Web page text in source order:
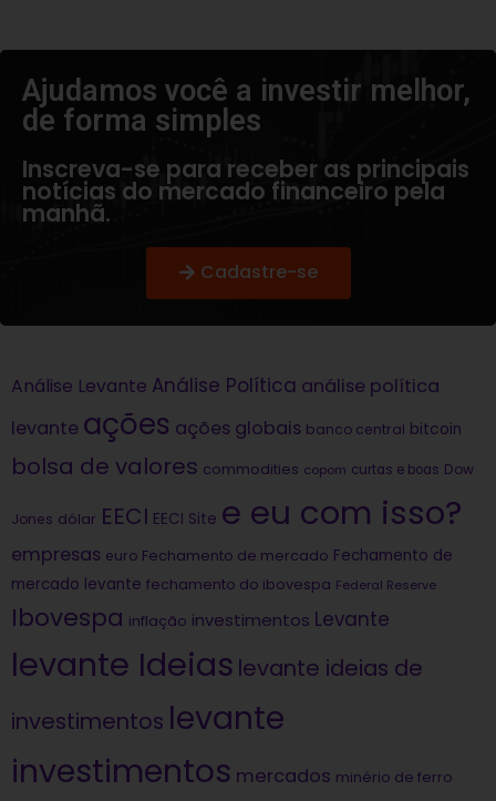
Ajudamos você a investir melhor,
de forma simples​
Inscreva-se para receber as principais
notícias do mercado financeiro pela
manhã.
Cadastre-se
Análise Levante Análise Política análise política
levante ações ações globais banco central bitcoin
bolsa de valores commodities copom curtas e boas Dow
Jones dólar EECI EECI Site e eu com isso?
empresas euro Fechamento de mercado Fechamento de
mercado levante fechamento do ibovespa Federal Reserve
Ibovespa inflação investimentos Levante
levante Ideias levante ideias de
investimentos levante
investimentos mercados minério de ferro